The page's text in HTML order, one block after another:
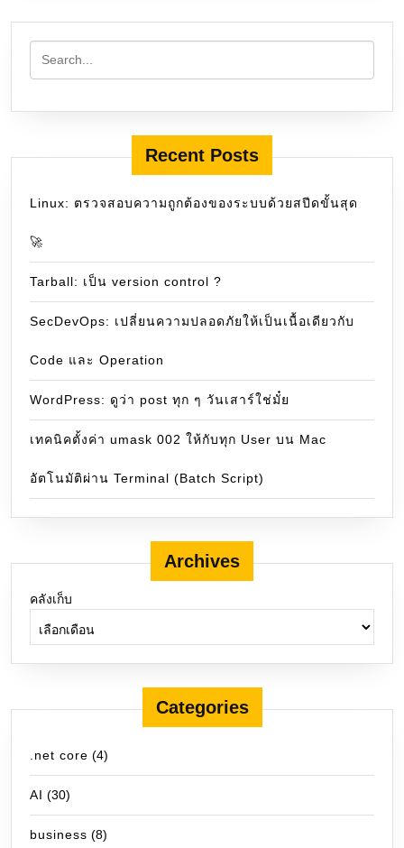
Recent Posts
Linux: ตรวจสอบความถูกต้องของระบบด้วยสปีดขั้นสุด
🚀
Tarball: เป็น version control ?
SecDevOps: เปลี่ยนความปลอดภัยให้เป็นเนื้อเดียวกับ
Code และ Operation
WordPress: ดูว่า post ทุก ๆ วันเสาร์ใช่มั๋ย
เทคนิคตั้งค่า umask 002 ให้กับทุก User บน Mac
อัตโนมัติผ่าน Terminal (Batch Script)
Archives
คลังเก็บ
Categories
.net core (4)
AI (30)
business (8)